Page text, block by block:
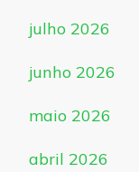
julho 2026
junho 2026
maio 2026
abril 2026